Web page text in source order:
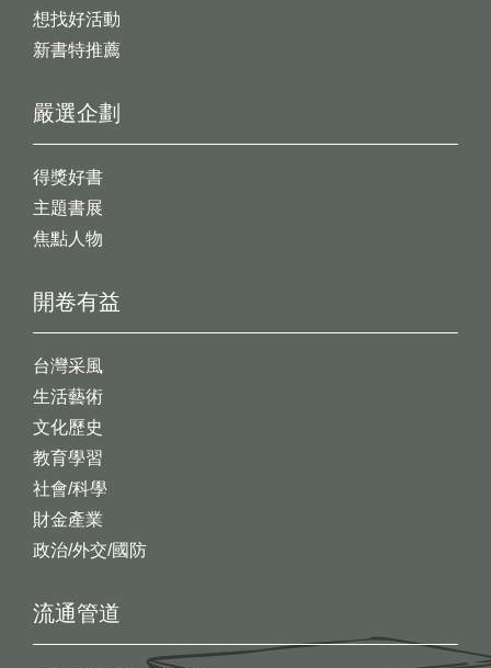
想找好活動
新書特推薦
開卷有益
台灣采風
生活藝術
文化歷史
教育學習
社會/科學
財金產業
政治/外交/國防
嚴選企劃
得獎好書
主題書展
焦點人物
流通管道